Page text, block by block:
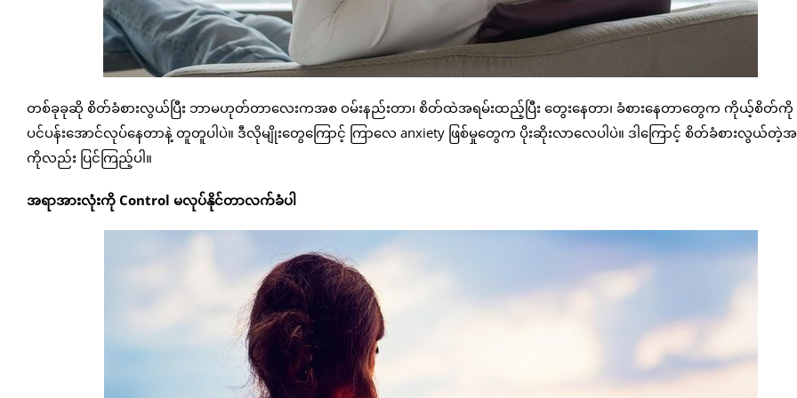
တစ်ခုခုဆို စိတ်ခံစားလွယ်ပြီး ဘာမဟုတ်တာလေးကအစ ဝမ်းနည်းတာ၊ စိတ်ထဲအရမ်းထည့်ပြီး တွေးနေတာ၊ ခံစားနေတာတွေက ကိုယ့်စိတ်ကို
ပင်ပန်းအောင်လုပ်နေတာနဲ့ တူတူပါပဲ။ ဒီလိုမျိုးတွေကြောင့် ကြာလေ anxiety ဖြစ်မှုတွေက ပိုးဆိုးလာလေပါပဲ။ ဒါကြောင့် စိတ်ခံစားလွယ်တဲ့
ကိုလည်း ပြင်ကြည့်ပါ။
အရာအားလုံးကို Control မလုပ်နိုင်တာလက်ခံပါ